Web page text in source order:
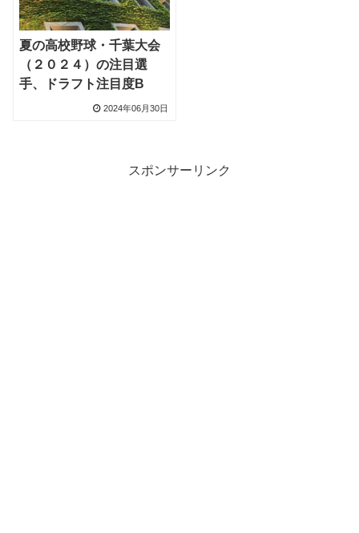
夏の高校野球・千葉大会
（２０２４）の注目選
手、ドラフト注目度B
2024年06月30日
スポンサーリンク